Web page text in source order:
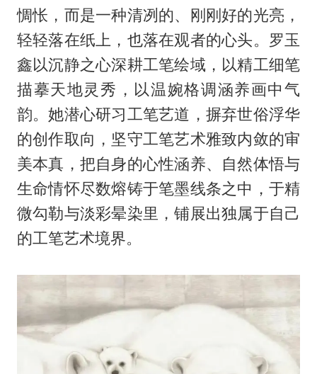
惆怅，而是一种清冽的、刚刚好的光亮，
轻轻落在纸上，也落在观者的心头。罗玉
鑫以沉静之心深耕工笔绘域，以精工细笔
描摹天地灵秀，以温婉格调涵养画中气
韵。她潜心研习工笔艺道，摒弃世俗浮华
的创作取向，坚守工笔艺术雅致内敛的审
美本真，把自身的心性涵养、自然体悟与
生命情怀尽数熔铸于笔墨线条之中，于精
微勾勒与淡彩晕染里，铺展出独属于自己
的工笔艺术境界。